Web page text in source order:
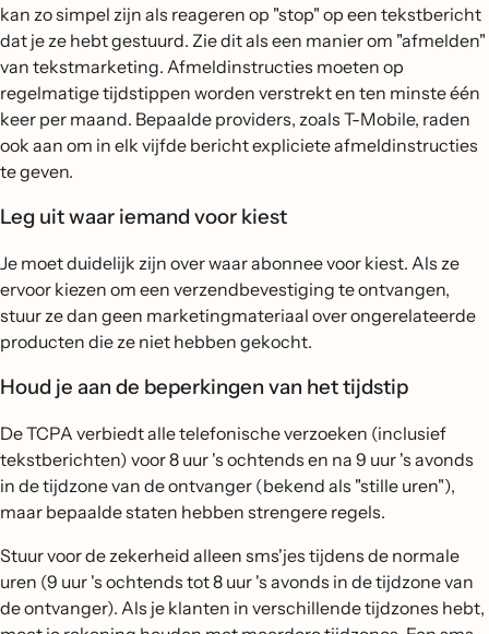
kan zo simpel zijn als reageren op "stop" op een tekstbericht
dat je ze hebt gestuurd. Zie dit als een manier om "afmelden"
van tekstmarketing. Afmeldinstructies moeten op
regelmatige tijdstippen worden verstrekt en ten minste één
keer per maand. Bepaalde providers, zoals T-Mobile, raden
ook aan om in elk vijfde bericht expliciete afmeldinstructies
te geven.
Leg uit waar iemand voor kiest
Je moet duidelijk zijn over waar abonnee voor kiest. Als ze
ervoor kiezen om een verzendbevestiging te ontvangen,
stuur ze dan geen marketingmateriaal over ongerelateerde
producten die ze niet hebben gekocht.
Houd je aan de beperkingen van het tijdstip
De TCPA verbiedt alle telefonische verzoeken (inclusief
tekstberichten) voor 8 uur 's ochtends en na 9 uur 's avonds
in de tijdzone van de ontvanger (bekend als "stille uren"),
maar bepaalde staten hebben strengere regels.
Stuur voor de zekerheid alleen sms'jes tijdens de normale
uren (9 uur 's ochtends tot 8 uur 's avonds in de tijdzone van
de ontvanger). Als je klanten in verschillende tijdzones hebt,